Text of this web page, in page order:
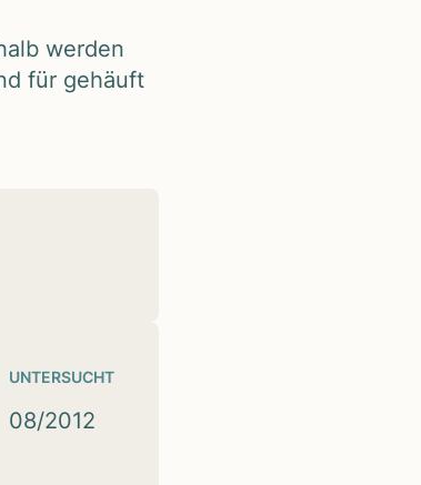
wer­den
für gehäuft
UNTERSUCHT
08/2012